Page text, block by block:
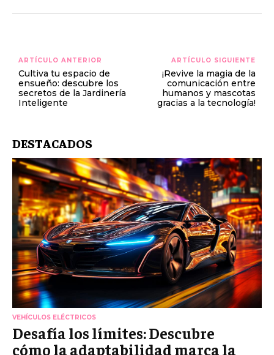
ARTÍCULO ANTERIOR
Cultiva tu espacio de
ensueño: descubre los
secretos de la Jardinería
Inteligente
ARTÍCULO SIGUIENTE
¡Revive la magia de la
comunicación entre
humanos y mascotas
gracias a la tecnología!
DESTACADOS
VEHÍCULOS ELÉCTRICOS
Desafía los límites: Descubre
cómo la adaptabilidad marca la